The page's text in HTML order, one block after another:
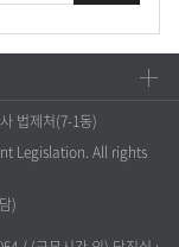
법제처(7-1동)
Legislation. All rights
)